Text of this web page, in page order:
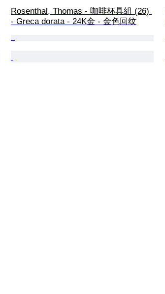
Rosenthal, Thomas - 咖啡杯具組 (26)
- Greca dorata - 24K金 - 金色回纹